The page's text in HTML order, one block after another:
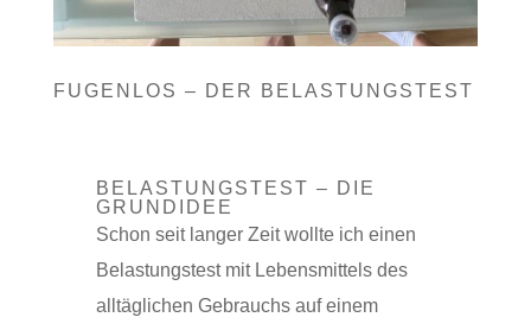
FUGENLOS – DER BELASTUNGSTEST
BELASTUNGSTEST – DIE
GRUNDIDEE
Schon seit langer Zeit wollte ich einen
Belastungstest mit Lebensmittels des
alltäglichen Gebrauchs auf einem